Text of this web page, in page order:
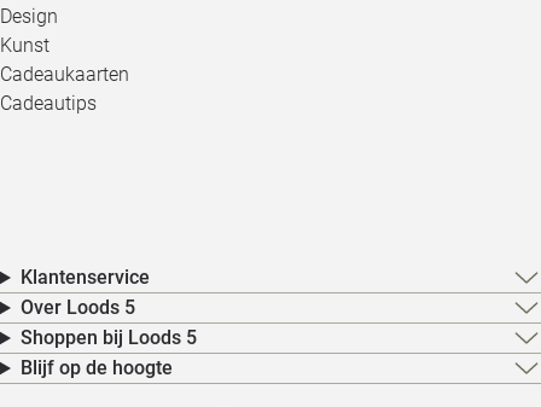
Design
Kunst
Cadeaukaarten
Cadeautips
Klantenservice
Over Loods 5
Shoppen bij Loods 5
Blijf op de hoogte